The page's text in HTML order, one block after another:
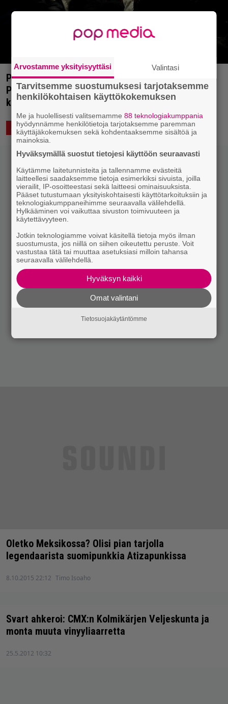
Punkrock-pikkujoulut tulevat – Rattus, Tumppi &
Problems, Aino & Hajonneet ja muut alan taitajat
kiertävät loppuvuodesta
ASIAA ELÄVÄ MUSIIKKI 2.11.2023 13:21 Saku Schildt
Oletko Meksikossa? Olisi pian tarjolla
legendaarista suomipunkkia Atizapunkissa
8.10.2015 22:12 Timo Isoaho
Svart ahkeroi: CMX:n Kolmikärjen Veljeskunta ja
monta muuta vinyyliaarretta
25.5.2012 10:32
Arvostamme yksityisyyttäsi Valintasi
Tarvitsemme suostumuksesi tarjotaksemme
henkilökohtaisen käyttökokemuksen
Me ja huolellisesti valitsemamme88 teknologiakumppania
hyödynnämme henkilötietoja tarjotaksemme paremman
käyttäjäkokemuksen sekä kohdentaaksemme sisältöä ja
mainoksia.
Hyväksymällä suostut tietojesi käyttöön seuraavasti
Käytämme laitetunnisteita ja tallennamme evästeitä
laitteellesi saadaksemme tietoja esimerkiksi sivuista, joilla
vierailit, IP-osoitteestasi sekä laitteesi ominaisuuksista.
Pääset tutustumaan yksityiskohtaisesti käyttötarkoituksiin ja
teknologiakumppaneihimme seuraavalla välilehdellä.
Hylkääminen voi vaikuttaa sivuston toimivuuteen ja
käytettävyyteen.
Jotkin teknologiamme voivat käsitellä tietoja myös ilman
suostumusta, jos niillä on siihen oikeutettu peruste. Voit
vastustaa tätä tai muuttaa asetuksiasi milloin tahansa
seuraavalla välilehdellä.
Hyväksyn kaikki
Omat valintani
Tietosuojakäytäntömme